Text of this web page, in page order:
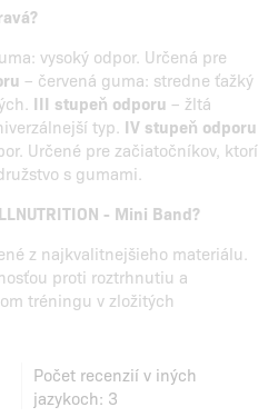
vysoký odpor. Určená pre
– červená guma: stredne ťažký
III stupeň odporu – žltá
typ. IV stupeň odporu
Určené pre začiatočníkov, ktorí
s gumami.
- Mini Band?
z najkvalitnejšieho materiálu.
proti roztrhnutiu a
tréningu v zložitých
Počet recenzií v iných
jazykoch: 3